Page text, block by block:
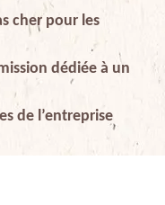
cher pour les
dédiée à un
de l’entreprise